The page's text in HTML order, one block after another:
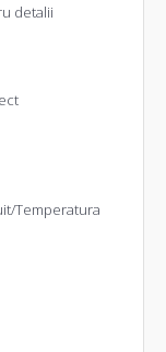
detalii
Temperatura